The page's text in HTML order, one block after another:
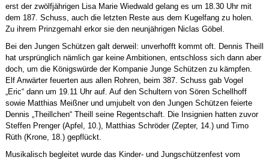
erst der zwölfjährigen Lisa Marie Wiedwald gelang es um 18.30 Uhr mit
dem 187. Schuss, auch die letzten Reste aus dem Kugelfang zu holen.
Zu ihrem Prinzgemahl erkor sie den neunjährigen Niclas Göbel.
Bei den Jungen Schützen galt derweil: unverhofft kommt oft. Dennis Theill
hat ursprünglich nämlich gar keine Ambitionen, entschloss sich dann aber
doch, um die Königswürde der Kompanie Junge Schützen zu kämpfen.
Elf Anwärter feuerten aus allen Rohren, beim 387. Schuss gab Vogel
„Eric“ dann um 19.11 Uhr auf. Auf den Schultern von Sören Schellhoff
sowie Matthias Meißner und umjubelt von den Jungen Schützen feierte
Dennis „Theillchen“ Theill seine Regentschaft. Die Insignien hatten zuvor
Steffen Prenger (Apfel, 10.), Matthias Schröder (Zepter, 14.) und Timo
Rüth (Krone, 18.) gepflückt.
Musikalisch begleitet wurde das Kinder- und Jungschützenfest vom